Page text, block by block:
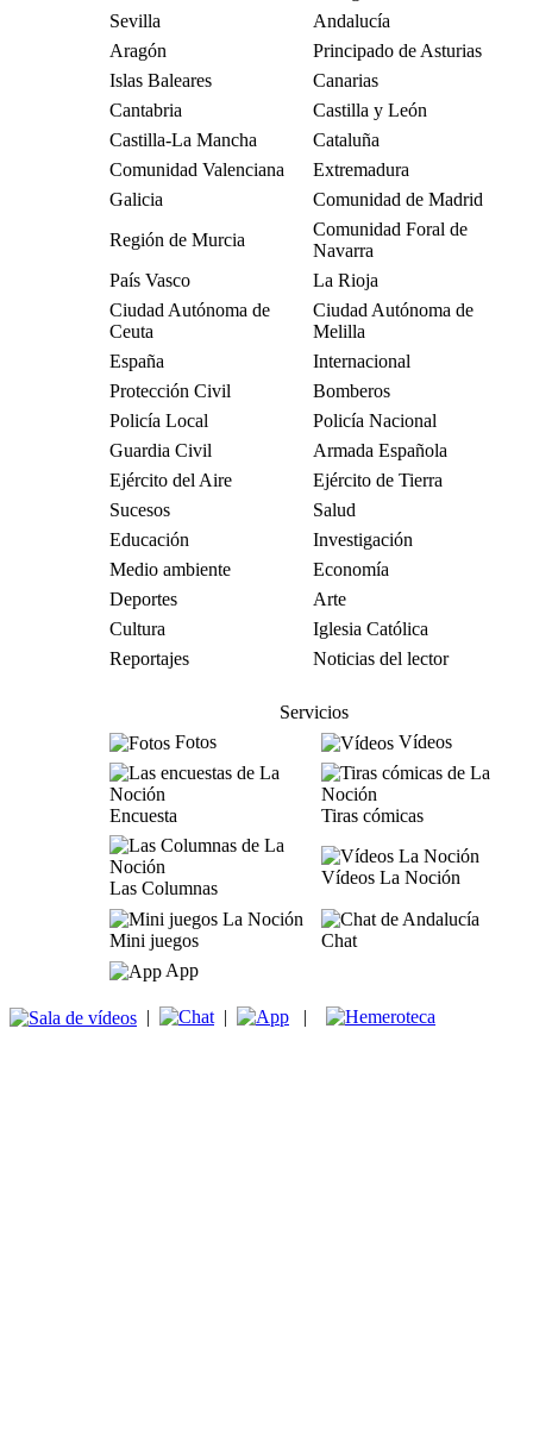
Sevilla
Andalucía
Aragón
Principado de Asturias
Islas Baleares
Canarias
Cantabria
Castilla y León
Castilla-La Mancha
Cataluña
Comunidad Valenciana
Extremadura
Galicia
Comunidad de Madrid
Región de Murcia
Comunidad Foral de
Navarra
País Vasco
La Rioja
Ciudad Autónoma de
Ceuta
Ciudad Autónoma de
Melilla
España
Internacional
Protección Civil
Bomberos
Policía Local
Policía Nacional
Guardia Civil
Armada Española
Ejército del Aire
Ejército de Tierra
Sucesos
Salud
Educación
Investigación
Medio ambiente
Economía
Deportes
Arte
Cultura
Iglesia Católica
Reportajes
Noticias del lector
Servicios
Fotos
Vídeos
Encuesta Tiras cómicas
Las Columnas
Vídeos La Noción
Mini juegos
Chat
App
| | |